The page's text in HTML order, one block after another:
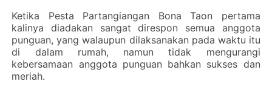
Ketika Pesta Partangiangan Bona Taon pertama
kalinya diadakan sangat direspon semua anggota
punguan, yang walaupun dilaksanakan pada waktu itu
di dalam rumah, namun tidak mengurangi
kebersamaan anggota punguan bahkan sukses dan
meriah.